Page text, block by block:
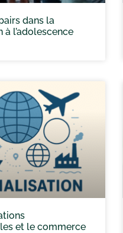
dans la
l’adolescence
et le commerce